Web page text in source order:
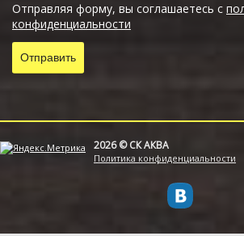
Отправляя форму, вы соглашаетесь с
конфиденциальности
2026 © СК АКВА
Политика конфиденциальности